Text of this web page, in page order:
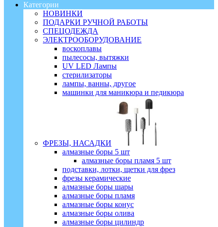
Категории
НОВИНКИ
ПОДАРКИ РУЧНОЙ РАБОТЫ
СПЕЦОДЕЖДА
ЭЛЕКТРООБОРУДОВАНИЕ
воскоплавы
пылесосы, вытяжки
UV LED Лампы
стерилизаторы
лампы, ванны, другое
машинки для маникюра и педикюра
ФРЕЗЫ, НАСАДКИ
алмазные боры 5 шт
алмазные боры пламя 5 шт
подставки, лотки, щетки для фрез
фрезы керамические
алмазные боры шары
алмазные боры пламя
алмазные боры конус
алмазные боры олива
алмазные боры цилиндр